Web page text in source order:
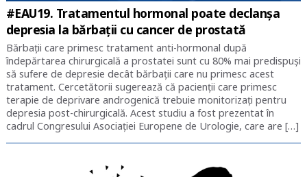
#EAU19. Tratamentul hormonal poate declanșa
depresia la bărbații cu cancer de prostată
Bărbații care primesc tratament anti-hormonal după
îndepărtarea chirurgicală a prostatei sunt cu 80% mai predispuși
să sufere de depresie decât bărbații care nu primesc acest
tratament. Cercetătorii sugerează că pacienții care primesc
terapie de deprivare androgenică trebuie monitorizați pentru
depresia post-chirurgicală. Acest studiu a fost prezentat în
cadrul Congresului Asociației Europene de Urologie, care are […]